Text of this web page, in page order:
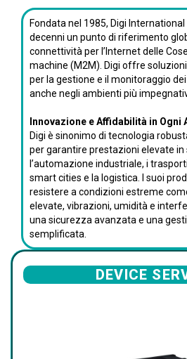
Fondata nel 1985, Digi
decenni un punto di riferimento
connettività per l’Internet delle
machine (M2M). Digi offre
per la gestione e il monitoraggio
anche negli ambienti più
Innovazione e Affidabilità in Ogni
Digi è sinonimo di tecnologia
per garantire prestazioni elevate in
l’automazione industriale, i
smart cities e la logistica. I suoi
resistere a condizioni estreme
elevate, vibrazioni, umidità e
una sicurezza avanzata e una
semplificata.
DEVICE